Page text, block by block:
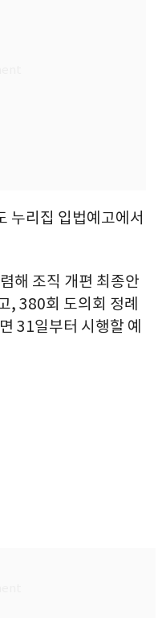
누리집 입법예고에서
해 조직 개편 최종안
, 380회 도의회 정례
31일부터 시행할 예